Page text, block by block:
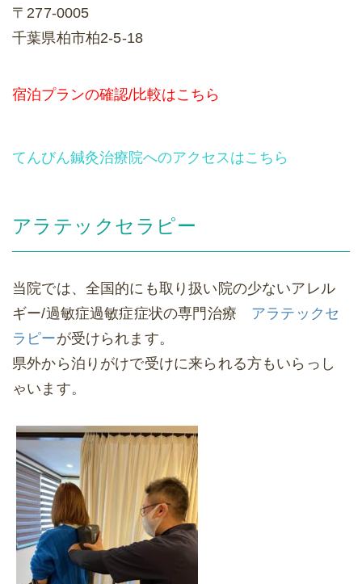
〒277-0005
千葉県柏市柏2-5-18
宿泊プランの確認/比較はこちら
てんびん鍼灸治療院へのアクセスはこちら
アラテックセラピー
当院では、全国的にも取り扱い院の少ないアレル
ギー/過敏症過敏症症状の専門治療 アラテックセ
ラピーが受けられます。
県外から泊りがけで受けに来られる方もいらっし
ゃいます。